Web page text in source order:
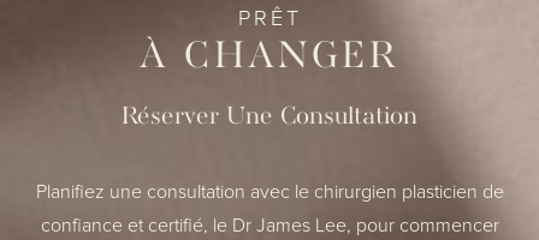
PRÊT
À CHANGER
Réserver Une Consultation
Planifiez une consultation avec le chirurgien plasticien de
confiance et certifié, le Dr James Lee, pour commencer